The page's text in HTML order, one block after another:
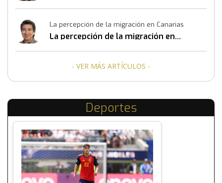
La percepción de la migración en Canarias
La percepción de la migración en
- VER MÁS ARTÍCULOS -
Deportes